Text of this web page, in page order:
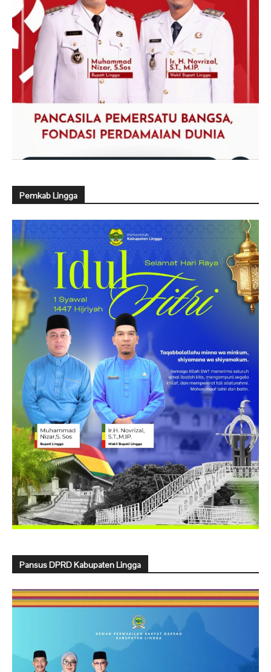
Pemkab Lingga
Pansus DPRD Kabupaten Lingga